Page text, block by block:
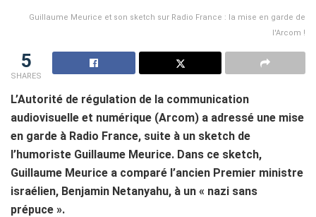
Guillaume Meurice et son sketch sur Radio France : la mise en garde de
l'Arcom !
5
SHARES
L’Autorité de régulation de la communication
audiovisuelle et numérique (Arcom) a adressé une mise
en garde à Radio France, suite à un sketch de
l’humoriste Guillaume Meurice. Dans ce sketch,
Guillaume Meurice a comparé l’ancien Premier ministre
israélien, Benjamin Netanyahu, à un « nazi sans
prépuce ».